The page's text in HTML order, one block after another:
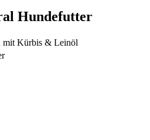
Hundefutter
mit Kürbis & Leinöl